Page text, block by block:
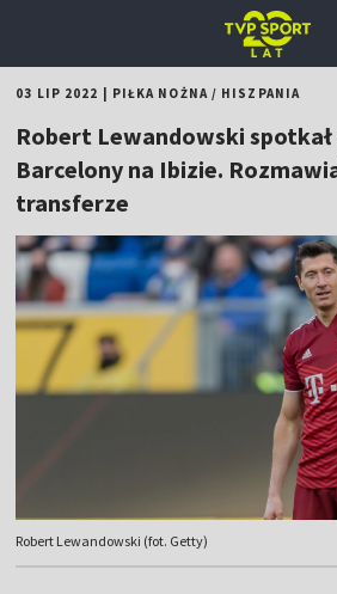
03 LIP 2022 PIŁKA NOŻNA/ HISZPANIA
Robert Lewandowski
Barcelony na Ibizie.
transferze
Robert Lewandowski (fot. Getty)